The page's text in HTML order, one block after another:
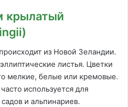
крылатый
из Новой Зеландии.
листья. Цветки
мелкие, белые или кремовые.
используется для
и альпинариев.